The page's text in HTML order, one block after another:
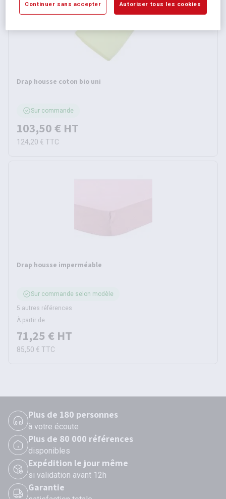
Drap housse coton bio uni
Sur commande
103,50 € HT
124,20 € TTC
Drap housse imperméable
Sur commande selon modèle
5 autres références
À partir de
71,25 € HT
85,50 € TTC
Plus de 180 personnes
à votre écoute
Plus de 80 000 références
disponibles
Expédition le jour même
si validation avant 12h
Garantie
Continuer sans accepter Autoriser tous les cookies